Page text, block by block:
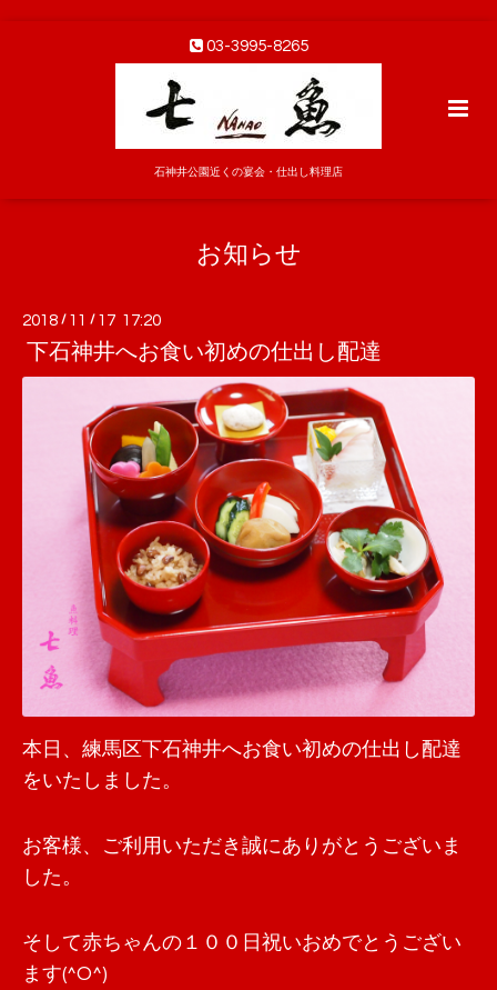
03-3995-8265
石神井公園近くの宴会・仕出し料理店
お知らせ
2018 / 11 / 17 17:20
下石神井へお食い初めの仕出し配達
本日、練馬区下石神井へお食い初めの仕出し配達
をいたしました。
お客様、ご利用いただき誠にありがとうございま
した。
そして赤ちゃんの１００日祝いおめでとうござい
ます(^O^)